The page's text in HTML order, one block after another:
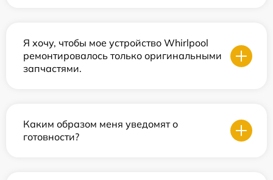
Я хочу, чтобы мое устройство Whirlpool
ремонтировалось только оригинальными
запчастями.
Каким образом меня уведомят о
готовности?